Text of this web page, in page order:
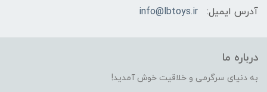
آدرس ایمیل:
info@lbtoys.ir
درباره ما
به دنیای سرگرمی و خلاقیت خوش آمدید!